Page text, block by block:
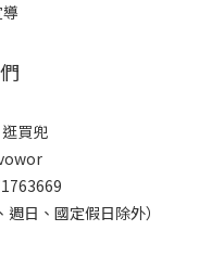
買兜
日、國定假日除外）